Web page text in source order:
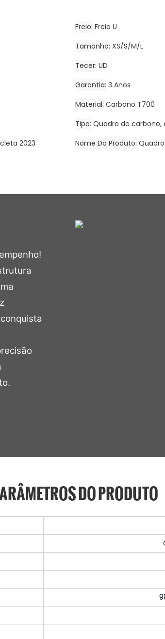
Freio Freio U
Tamanho XS/S/M/L
Tecer UD
Garantia 3 Anos
Material Carbono T700
Tipo Quadro de carbono,
2023
Nome Do Produto
DO PRODUTO